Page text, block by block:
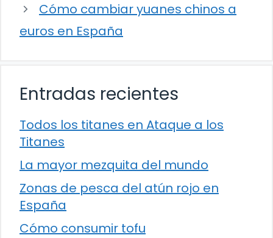
Cómo cambiar yuanes chinos a
euros en España
Entradas recientes
Todos los titanes en Ataque a los
Titanes
La mayor mezquita del mundo
Zonas de pesca del atún rojo en
España
Cómo consumir tofu